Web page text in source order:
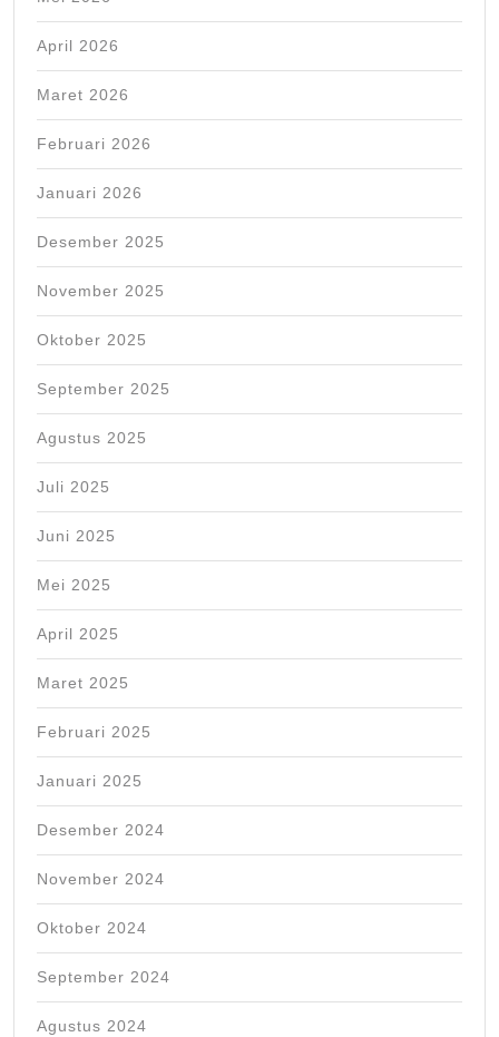
April 2026
Maret 2026
Februari 2026
Januari 2026
Desember 2025
November 2025
Oktober 2025
September 2025
Agustus 2025
Juli 2025
Juni 2025
Mei 2025
April 2025
Maret 2025
Februari 2025
Januari 2025
Desember 2024
November 2024
Oktober 2024
September 2024
Agustus 2024